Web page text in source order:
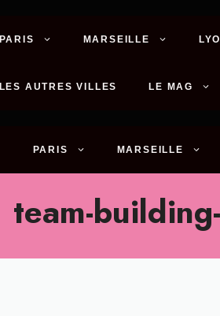
PARIS MARSEILLE
LES AUTRES VILLES LE MAG
PARIS MARSEILLE
team-